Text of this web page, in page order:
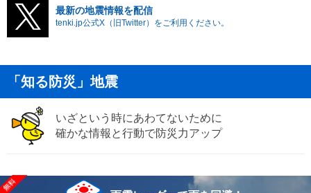
最新の地震情報を配信
tenki.jp公式X（旧Twitter）をご利用ください。
「知る防災」地震
いざという時にあわてないために
確かな情報と行動で防災力アップ